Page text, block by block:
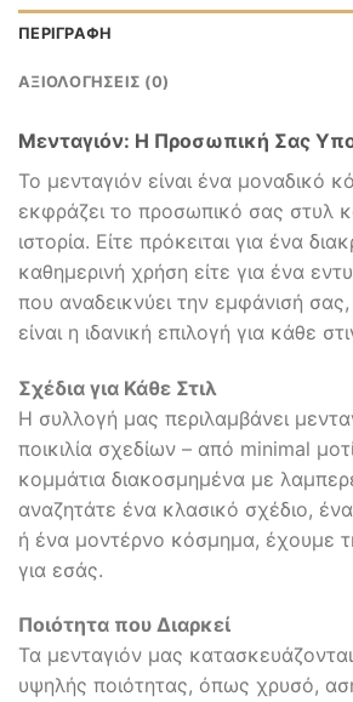
ΠΕΡΙΓΡΑΦΉ
ΑΞΙΟΛΟΓΉΣΕΙΣ (0)
Μενταγιόν: Η Προσωπική Σας
Το μενταγιόν είναι ένα μοναδικό
εκφράζει το προσωπικό σας στυλ
ιστορία. Είτε πρόκειται για ένα
καθημερινή χρήση είτε για ένα
που αναδεικνύει την εμφάνισή
είναι η ιδανική επιλογή για κάθε
Σχέδια για Κάθε Στιλ
Η συλλογή μας περιλαμβάνει
ποικιλία σχεδίων – από minimal
κομμάτια διακοσμημένα με
αναζητάτε ένα κλασικό σχέδιο,
ή ένα μοντέρνο κόσμημα, έχουμε
για εσάς.
Ποιότητα που Διαρκεί
Τα μενταγιόν μας
υψηλής ποιότητας, όπως χρυσό,